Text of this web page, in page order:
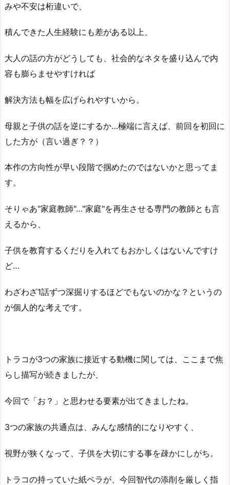
みや不安は桁違いで、
積んできた人生経験にも差がある以上、
大人の話の方がどうしても、社会的なネタを盛り込んで内
容も膨らませやすければ
解決方法も幅を広げられやすいから。
母親と子供の話を逆にするか…極端に言えば、前回を初回に
した方が（言い過ぎ？？）
本作の方向性が早い段階で掴めたのではないかと思ってま
す。
そりゃあ"家庭教師"…"家庭"を再生させる専門の教師とも言
えるから、
子供を教育するくだりを入れてもおかしくはないんですけ
ど…
わざわざ1話ずつ深掘りするほどでもないのかな？というの
が個人的な考えです。
トラコが3つの家族に接近する動機に関しては、ここまで焦
らし描写が続きましたが、
今回で「お？」と思わせる要素が出てきましたね。
3つの家族の共通点は、みんな感情的になりやすく、
視野が狭くなって、子供を大切にする事を疎かにしがち。
トラコの持っていた紙ペラが、今回智代の添削を厳しく指